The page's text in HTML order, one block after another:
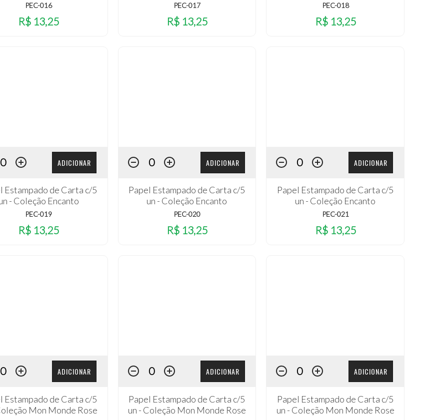
PEC-016
R$ 13,25
PEC-017
R$ 13,25
PEC-018
R$ 13,25
ADICIONAR
Estampado de Carta c/5
- Coleção Encanto
PEC-019
R$ 13,25
ADICIONAR
Papel Estampado de Carta c/5
un - Coleção Encanto
PEC-020
R$ 13,25
ADICIONAR
Papel Estampado de Carta c/5
un - Coleção Encanto
PEC-021
R$ 13,25
ADICIONAR
Estampado de Carta c/5
Mon Monde Rose
ADICIONAR
Papel Estampado de Carta c/5
un - Coleção Mon Monde Rose
ADICIONAR
Papel Estampado de Carta c/5
un - Coleção Mon Monde Rose